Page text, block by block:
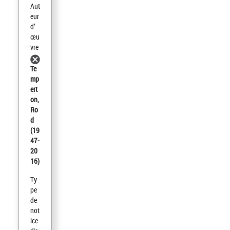
Aut
eur
d’
œu
vre
Te
mp
ert
on,
Ro
d
(19
47-
20
16)
Ty
pe
de
not
ice